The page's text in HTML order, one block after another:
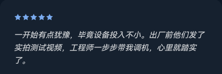
一开始有点犹豫，毕竟设备投入不小。出厂前他们发了
实拍测试视频，工程师一步步带我调机，心里就踏实
了。